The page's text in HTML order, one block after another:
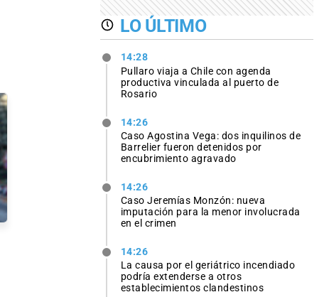
LO ÚLTIMO
14:28
Pullaro viaja a Chile con agenda
productiva vinculada al puerto de
Rosario
14:26
Caso Agostina Vega: dos inquilinos de
Barrelier fueron detenidos por
encubrimiento agravado
14:26
Caso Jeremías Monzón: nueva
imputación para la menor involucrada
en el crimen
14:26
La causa por el geriátrico incendiado
podría extenderse a otros
establecimientos clandestinos